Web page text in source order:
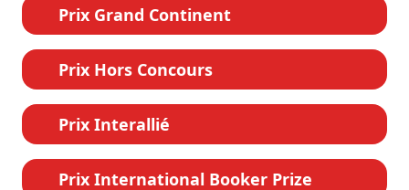
Prix Grand Continent
Prix Hors Concours
Prix Interallié
Prix International Booker Prize